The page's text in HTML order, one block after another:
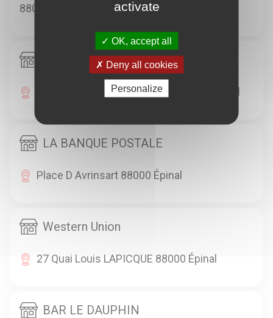
88000 Épinal
LA BANQUE POSTALE
30 Ter Route De Remiremont 88000 Épinal
LA BANQUE POSTALE
Place D Avrinsart 88000 Épinal
Western Union
27 Quai Louis LAPICQUE 88000 Épinal
BAR LE DAUPHIN
activate
OK, accept all
Deny all cookies
Personalize